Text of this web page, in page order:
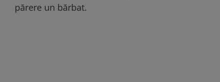
părere un bărbat.